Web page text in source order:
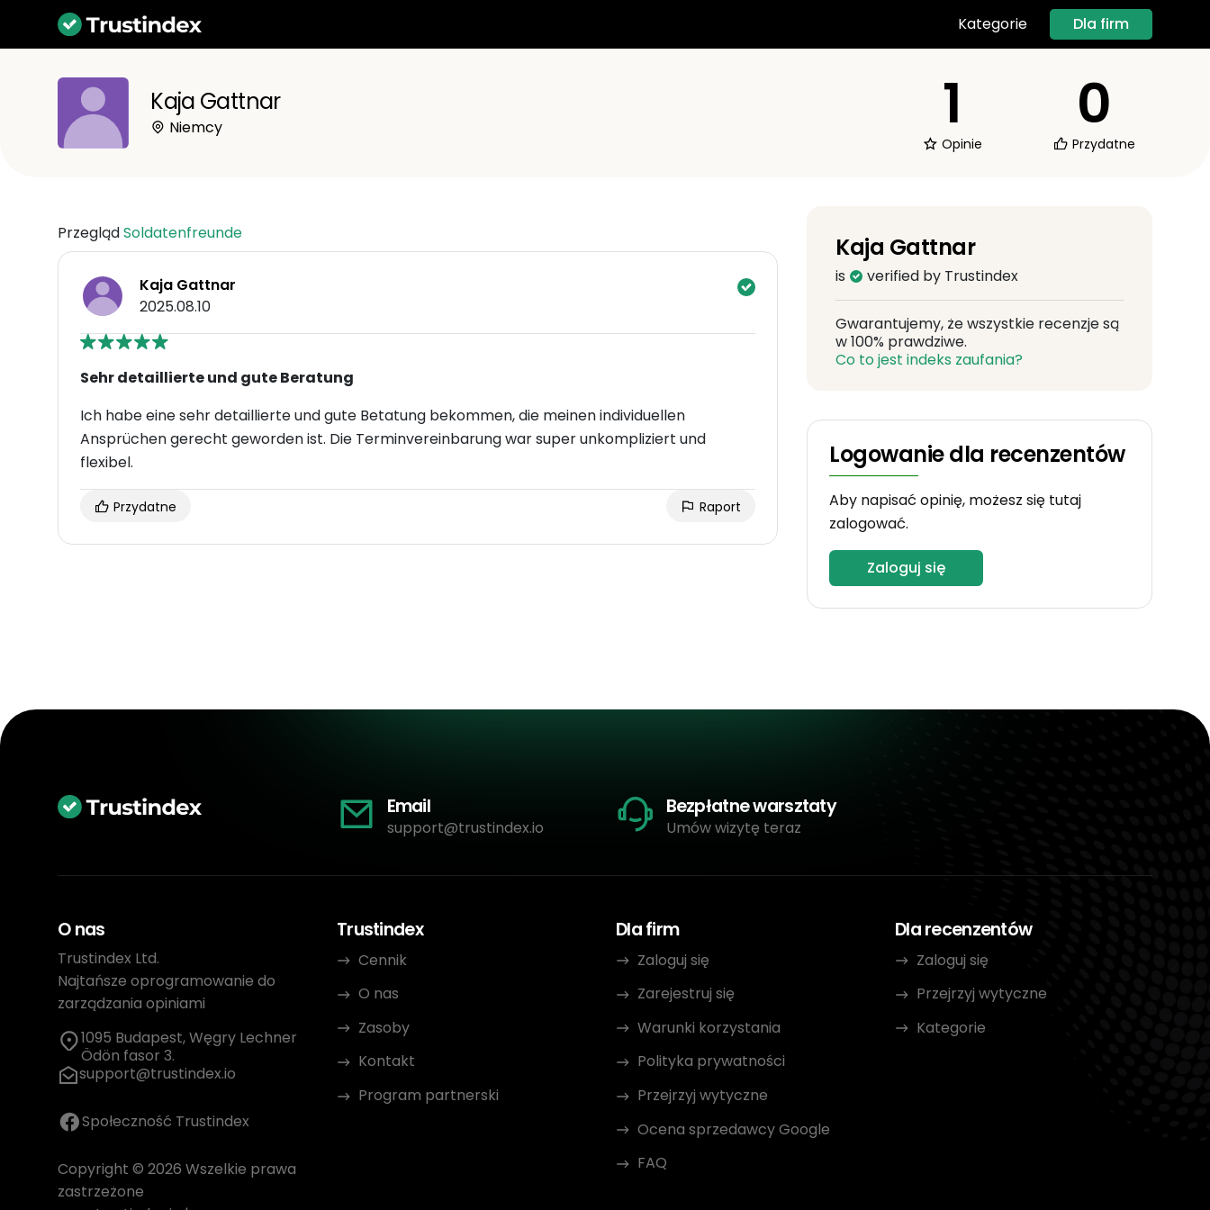
Kategorie Dla firm
Kaja Gattnar
Niemcy 1
Opinie
0
Przydatne
PrzeglądSoldatenfreunde
Kaja Gattnar
2025.08.10
Sehr detaillierte und gute Beratung
Ich habe eine sehr detaillierte und gute Betatung bekommen, die meinen individuellen
Ansprüchen gerecht geworden ist. Die Terminvereinbarung war super unkompliziert und
flexibel.
Przydatne Raport
Kaja Gattnar
is verified by Trustindex
Gwarantujemy, że wszystkie recenzje są
w 100% prawdziwe.
Co to jest indeks zaufania?
Logowanie dla recenzentów
Aby napisać opinię, możesz się tutaj
zalogować.
Zaloguj się
Email
support@trustindex.io
Bezpłatne warsztaty
Umów wizytę teraz
O nas
Trustindex Ltd.
Najtańsze oprogramowanie do
zarządzania opiniami
1095 Budapest, Węgry Lechner
Ödön fasor 3.
support@trustindex.io
Społeczność Trustindex
Copyright © 2026 Wszelkie prawa
zastrzeżone
Trustindex
Cennik
O nas
Zasoby
Kontakt
Program partnerski
Dla firm
Zaloguj się
Zarejestruj się
Warunki korzystania
Polityka prywatności
Przejrzyj wytyczne
Ocena sprzedawcy Google
FAQ
Dla recenzentów
Zaloguj się
Przejrzyj wytyczne
Kategorie